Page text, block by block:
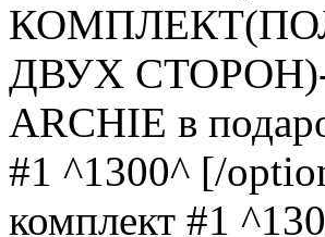
ДВУХ СТОРОН)-
ARCHIE в
#1 ^1300^ [/
комплект #1